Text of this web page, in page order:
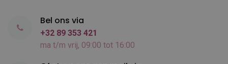
Bel ons via
+32 89 353 421
ma t/m vrij, 09:00 tot 16:00